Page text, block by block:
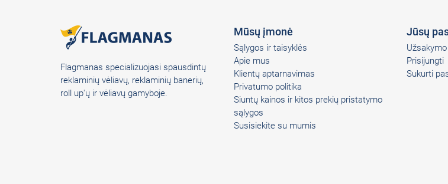
Flagmanas specializuojasi spausdintų
reklaminių vėliavų, reklaminių banerių,
roll up'ų ir vėliavų gamyboje.
Mūsų įmonė
Sąlygos ir taisyklės
Apie mus
Klientų aptarnavimas
Privatumo politika
Siuntų kainos ir kitos prekių pristatymo
sąlygos
Susisiekite su mumis
Jūsų
Prisijungti
Sukurti